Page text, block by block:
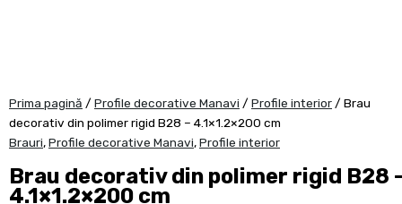
Prima pagină / Profile decorative Manavi / Profile interior/ Brau
decorativ din polimer rigid B28 – 4.1×1.2×200 cm
Brauri,Profile decorative Manavi,Profile interior
Brau decorativ din polimer rigid B28
4.1×1.2×200 cm